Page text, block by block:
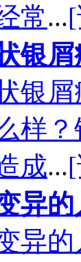
常...
银
银
样
成...
异
异